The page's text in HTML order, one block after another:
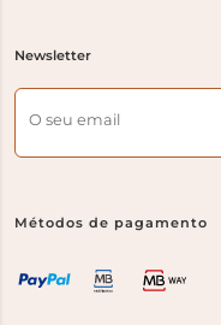
Newsletter
O seu email
Métodos de pagamento